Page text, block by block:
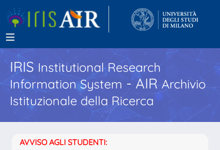
IRISInstitutional Research
Information System - AIR Archivio
Istituzionale della Ricerca
AVVISO AGLI STUDENTI: